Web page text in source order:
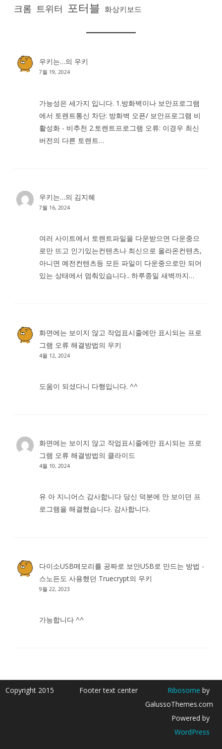
크롬 트위터 포터블 화상키보드
우키는…의 우키
7월 19, 2024
가능성은 세가지 입니다. 1.방화벽이나 보안프로그램
에서 토렌트통신 차단: 방화벽 오픈/ 보안프로그램 비
활성화 - 비추천 2.토렌트프로그램 오류: 이경우 최신
버전의 다른 토렌트…
우키는…의 김지혜
7월 16, 2024
여러 사이트에서 토렌트파일을 다운받으면 다운중으
로만 뜨고 인기있는컨텐츠나 최신으로 올라온컨텐츠,
아니면 예전컨텐츠등 모든 파일이 다운중으로만 되어
있는 상태에서 멈춰있습니다.. 하루종일 새벽까지…
화면에는 보이지 않고 작업표시줄에만 표시되는 프로
그램 오류 해결방법의 우키
4월 12, 2024
도움이 되셨다니 다행입니다. ^^
화면에는 보이지 않고 작업표시줄에만 표시되는 프로
그램 오류 해결방법의 클라이드
4월 10, 2024
유 아 지니어스 감사합니다 당신 덕분에 안 보이던 프
로그램을 해결했습니다. 감사합니다.
다이소USB메모리를 공짜로 보안USB로 만드는 방법 -
스노든도 사용했던 Truecrypt의 우키
9월 22, 2023
가능합니다 ^^
Copyright 2015 Footer text center Ribosome by
GalussoThemes.com
Powered by
WordPress